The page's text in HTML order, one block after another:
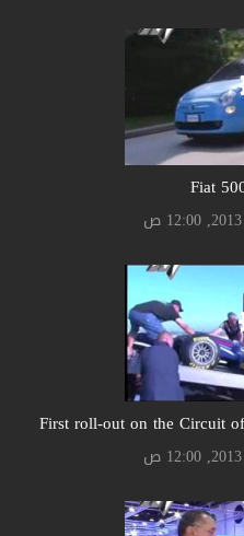
Fiat
First roll-out on the Circuit